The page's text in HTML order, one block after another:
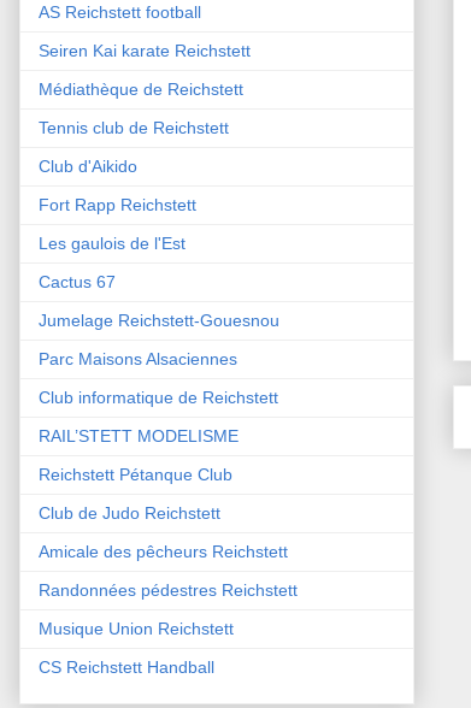
AS Reichstett football
Seiren Kai karate Reichstett
Médiathèque de Reichstett
Tennis club de Reichstett
Club d'Aikido
Fort Rapp Reichstett
Les gaulois de l'Est
Cactus 67
Jumelage Reichstett-Gouesnou
Parc Maisons Alsaciennes
Club informatique de Reichstett
RAIL’STETT MODELISME
Reichstett Pétanque Club
Club de Judo Reichstett
Amicale des pêcheurs Reichstett
Randonnées pédestres Reichstett
Musique Union Reichstett
CS Reichstett Handball